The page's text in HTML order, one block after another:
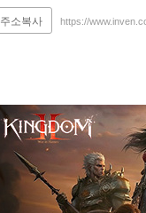
주소복사 https://